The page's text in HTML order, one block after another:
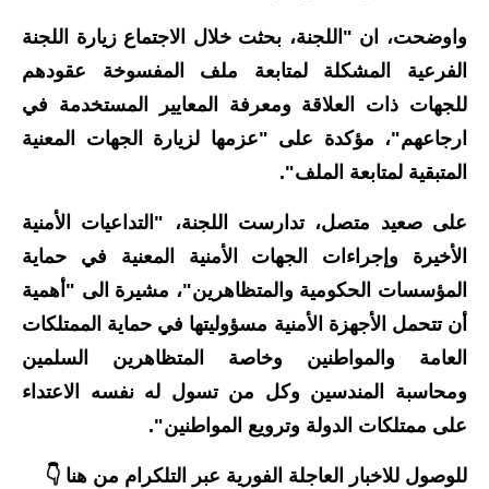
نتائج الامتحانات
المرحلة الابتدائية
المرحلة الاعدادية
اسئلة وزارية
المرحلة الابتدائية
المرحلة المتوسطة
المرحلة الاعدادية
مرشحات
واوضحت، ان "اللجنة، بحثت خلال الاجتماع زيارة اللجنة
الفرعية المشكلة لمتابعة ملف المفسوخة عقودهم
للجهات ذات العلاقة ومعرفة المعايير المستخدمة في
ارجاعهم"، مؤكدة على "عزمها لزيارة الجهات المعنية
المتبقية لمتابعة الملف".
على صعيد متصل، تدارست اللجنة، "التداعيات الأمنية
الأخيرة وإجراءات الجهات الأمنية المعنية في حماية
المؤسسات الحكومية والمتظاهرين"، مشيرة الى "أهمية
أن تتحمل الأجهزة الأمنية مسؤوليتها في حماية الممتلكات
العامة والمواطنين وخاصة المتظاهرين السلمين
ومحاسبة المندسين وكل من تسول له نفسه الاعتداء
على ممتلكات الدولة وترويع المواطنين".
للوصول للاخبار العاجلة الفورية عبر التلكرام من هنا 👇